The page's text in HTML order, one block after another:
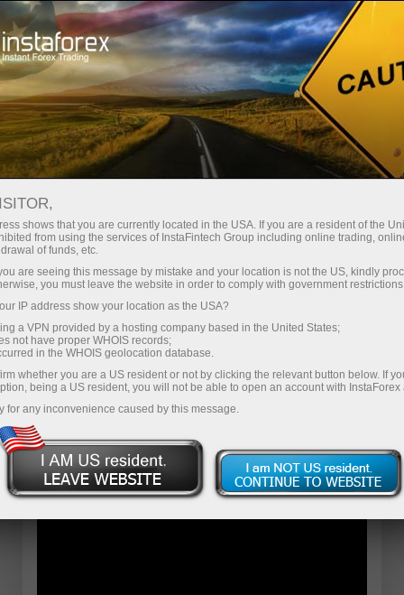
For Traders Analytical Reviews Technical analysis
02.06.2026: Forex Analysis &
Reviews: Forex forecast 02/06/2026:
EUR/USD, USD/JPY, GBP/USD, SP500,
OIL, BTC
Mở tài khoản giao dịch
Mở tài khoản demo
shows that you are currently located in the USA. If you are a resident of the
from using the services of InstaFintech Group including online trading,
of funds, etc.
are seeing this message by mistake and your location is not the US, kindly
you must leave the website in order to comply with government
IP address show your location as the USA?
a VPN provided by a hosting company based in the United States;
not have proper WHOIS records;
in the WHOIS geolocation database.
whether you are a US resident or not by clicking the relevant button below. If
being a US resident, you will not be able to open an account with InstaForex
for any inconvenience caused by this message.